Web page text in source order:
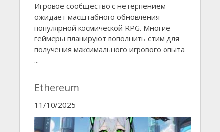
Игровое сообщество с нетерпением
ожидает масштабного обновления
популярной космической RPG. Многие
геймеры планируют пополнить стим для
получения максимального игрового опыта
...
Ethereum
11/10/2025